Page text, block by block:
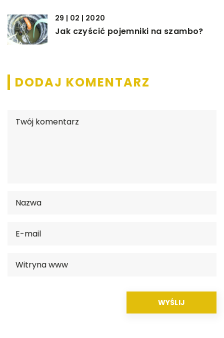
29 | 02 | 2020
Jak czyścić pojemniki na szambo?
DODAJ KOMENTARZ